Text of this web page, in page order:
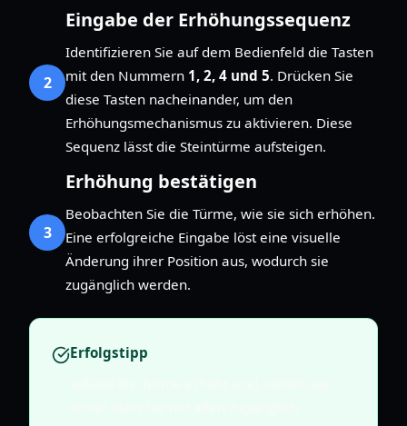
2
Eingabe der Erhöhungssequenz
Identifizieren Sie auf dem Bedienfeld die Tasten
mit den Nummern 1, 2, 4 und 5. Drücken Sie
diese Tasten nacheinander, um den
Erhöhungsmechanismus zu aktivieren. Diese
Sequenz lässt die Steintürme aufsteigen.
3
Erhöhung bestätigen
Beobachten Sie die Türme, wie sie sich erhöhen.
Eine erfolgreiche Eingabe löst eine visuelle
Änderung ihrer Position aus, wodurch sie
zugänglich werden.
Erfolgstipp